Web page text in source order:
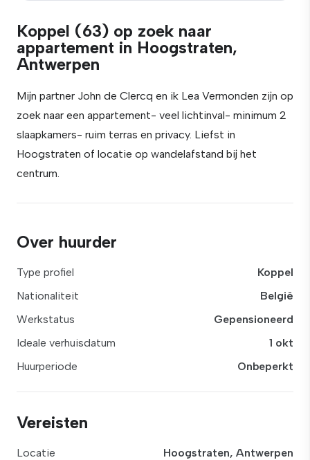
Koppel (63) op zoek naar
appartement in Hoogstraten,
Antwerpen
Mijn partner John de Clercq en ik Lea Vermonden zijn op
zoek naar een appartement- veel lichtinval- minimum 2
slaapkamers- ruim terras en privacy. Liefst in
Hoogstraten of locatie op wandelafstand bij het
centrum.
Over huurder
Type profiel
Koppel
Nationaliteit
België
Werkstatus
Gepensioneerd
Ideale verhuisdatum
1 okt
Huurperiode
Onbeperkt
Vereisten
Locatie
Hoogstraten, Antwerpen